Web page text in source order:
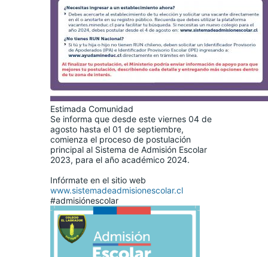
Estimada Comunidad
Se informa que desde este viernes 04 de
agosto hasta el 01 de septiembre,
comienza el proceso de postulación
principal al Sistema de Admisión Escolar
2023, para el año académico 2024.
Infórmate en el sitio web
www.sistemadeadmisionescolar.cl
#admisiónescolar